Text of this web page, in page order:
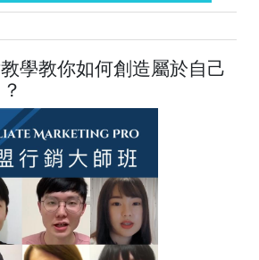
學教你如何創造屬於自己